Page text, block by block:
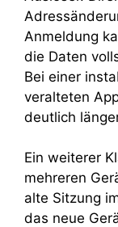
Anmeldung
die Daten
Bei einer
veralteten
deutlich
Ein weiterer
mehreren
alte Sitzung
das neue